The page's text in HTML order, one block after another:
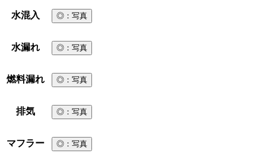
水混入 ◎ ：写真
水漏れ ◎ ：写真
燃料漏れ ◎ ：写真
排気 ◎ ：写真
マフラー ◎ ：写真